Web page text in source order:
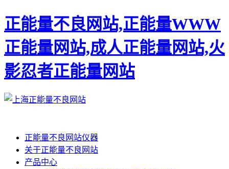
正能量不良网站,正能量WWW
正能量网站,成人正能量网站,火
影忍者正能量网站
正能量不良网站仪器
关于正能量不良网站
产品中心